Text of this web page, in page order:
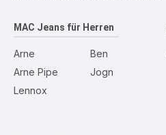
MAC Jeans für Herren
Arne
Arne Pipe
Lennox
Ben
Jogn